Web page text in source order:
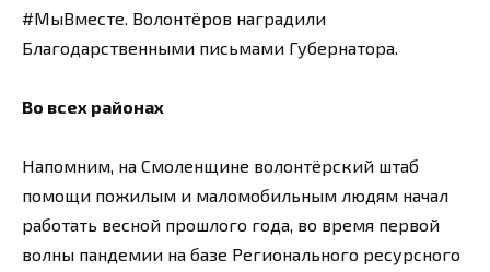
#МыВместе. Волонтёров наградили
Благодарственными письмами Губернатора.
Во всех районах
Напомним, на Смоленщине волонтёрский штаб
помощи пожилым и маломобильным людям начал
работать весной прошлого года, во время первой
волны пандемии на базе Регионального ресурсного